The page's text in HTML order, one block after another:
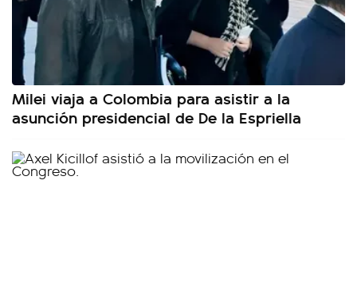
Milei viaja a Colombia para asistir a la
asunción presidencial de De la Espriella